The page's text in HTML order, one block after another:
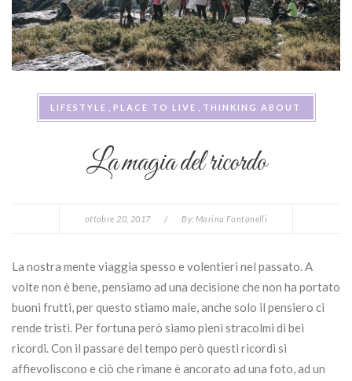
LIFESTYLE PLACE TO LIVE THINKING ABOUT
La magia del ricordo
ottobre 20, 2017 / By: Marina Fontanelli
La nostra mente viaggia spesso e volentieri nel passato. A
volte non è bene, pensiamo ad una decisione che non ha portato
buoni frutti, per questo stiamo male, anche solo il pensiero ci
rende tristi. Per fortuna però siamo pieni stracolmi di bei
ricordi. Con il passare del tempo però questi ricordi si
affievoliscono e ciò che rimane è ancorato ad una foto, ad un